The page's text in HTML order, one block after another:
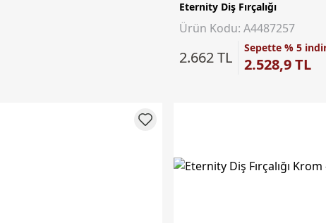
Eternity Diş Fırçalığı
Ürün Kodu: A4487257
2.662 TL
Sepette % 5
2.528,9 TL